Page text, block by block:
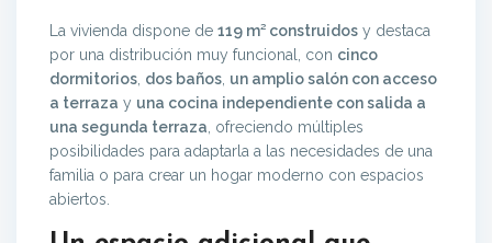
La vivienda dispone de 119 m² construidos y destaca
por una distribución muy funcional, con cinco
dormitorios dos baños un amplio salón con acceso
a terraza y una cocina independiente con salida a
una segunda terraza , ofreciendo múltiples
posibilidades para adaptarla a las necesidades de una
familia o para crear un hogar moderno con espacios
abiertos.